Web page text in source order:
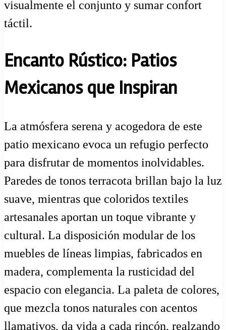
visualmente el conjunto y sumar confort
táctil.
Encanto Rústico: Patios
Mexicanos que Inspiran
La atmósfera serena y acogedora de este
patio mexicano evoca un refugio perfecto
para disfrutar de momentos inolvidables.
Paredes de tonos terracota brillan bajo la luz
suave, mientras que coloridos textiles
artesanales aportan un toque vibrante y
cultural. La disposición modular de los
muebles de líneas limpias, fabricados en
madera, complementa la rusticidad del
espacio con elegancia. La paleta de colores,
que mezcla tonos naturales con acentos
llamativos, da vida a cada rincón, realzando